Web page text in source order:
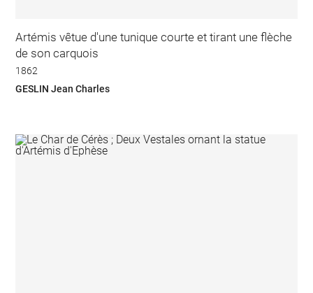
Artémis vêtue d'une tunique courte et tirant une flèche
de son carquois
1862
GESLIN Jean Charles